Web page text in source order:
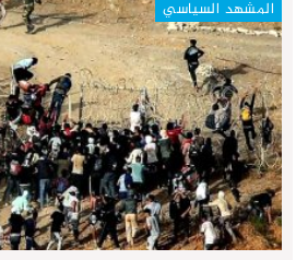
المشهد السياسي